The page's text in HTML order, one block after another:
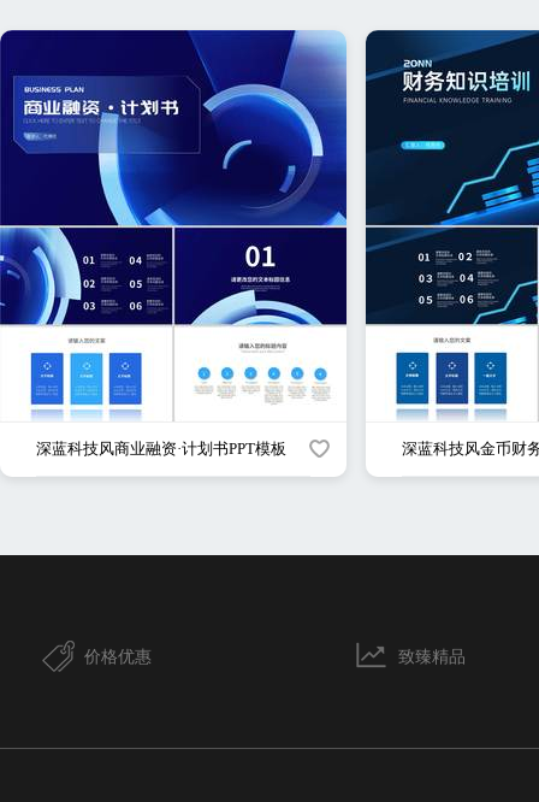
深蓝科技风商业融资·计划书PPT模板 深蓝科技风金币财
价格优惠 致臻精品